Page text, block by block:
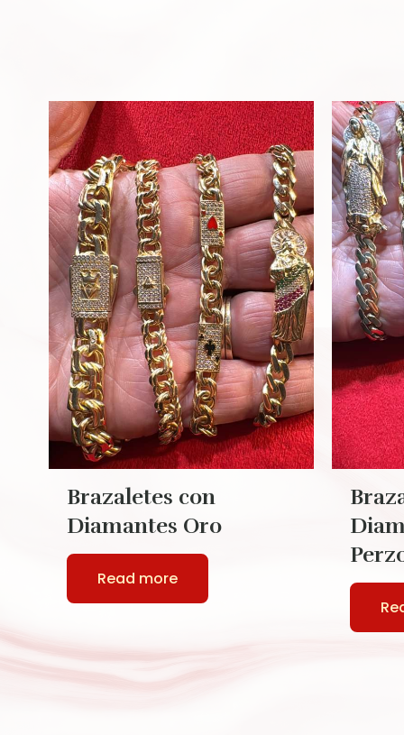
Brazaletes con
Diamantes Oro
Read more